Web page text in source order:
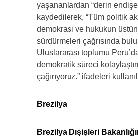
yaşananlardan “derin
kaydedilerek, “Tüm politik
demokrasi ve hukukun
sürdürmeleri çağrısında
Uluslararası toplumu
demokratik süreci
çağırıyoruz.” ifadeleri
Brezilya
Brezilya Dışişleri